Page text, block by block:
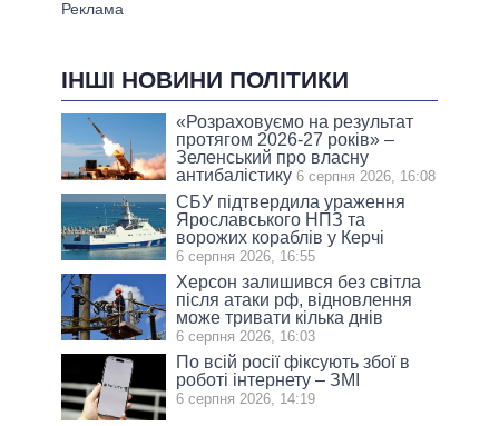
ІНШІ НОВИНИ ПОЛІТИКИ
«Розраховуємо на результат
протягом 2026-27 років» –
Зеленський про власну
антибалістику 6 серпня 2026, 16:08
СБУ підтвердила ураження
Ярославського НПЗ та
ворожих кораблів у Керчі
6 серпня 2026, 16:55
Херсон залишився без світла
після атаки рф, відновлення
може тривати кілька днів
6 серпня 2026, 16:03
По всій росії фіксують збої в
роботі інтернету – ЗМІ
6 серпня 2026, 14:19